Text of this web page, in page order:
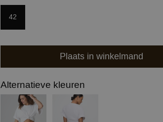
42
Plaats in winkelmand
Alternatieve kleuren